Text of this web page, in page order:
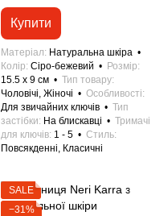
Купити
Матеріал
Натуральна шкіра
Колір Сіро-бежевий
Розмір
15.5 x 9 см
Тип товару
Чоловічі, Жіночі
Особливості
Для звичайних ключів
Тип
застібки
На блискавці
Тримачі
для ключів 1 - 5
Стиль
Повсякденні, Класичні
SALE
−31%